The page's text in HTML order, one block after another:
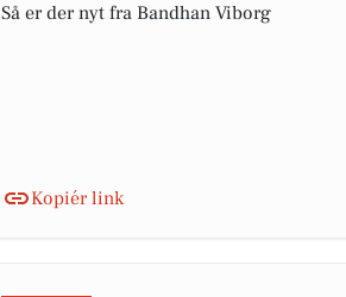
Så er der nyt fra Bandhan Viborg
Kopiér link